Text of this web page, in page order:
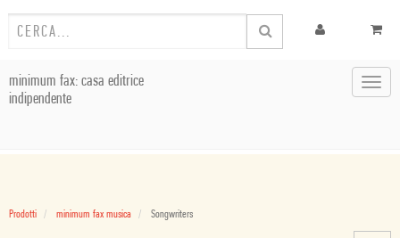
minimum fax: casa editrice
indipendente
Prodotti minimum fax musica Songwriters